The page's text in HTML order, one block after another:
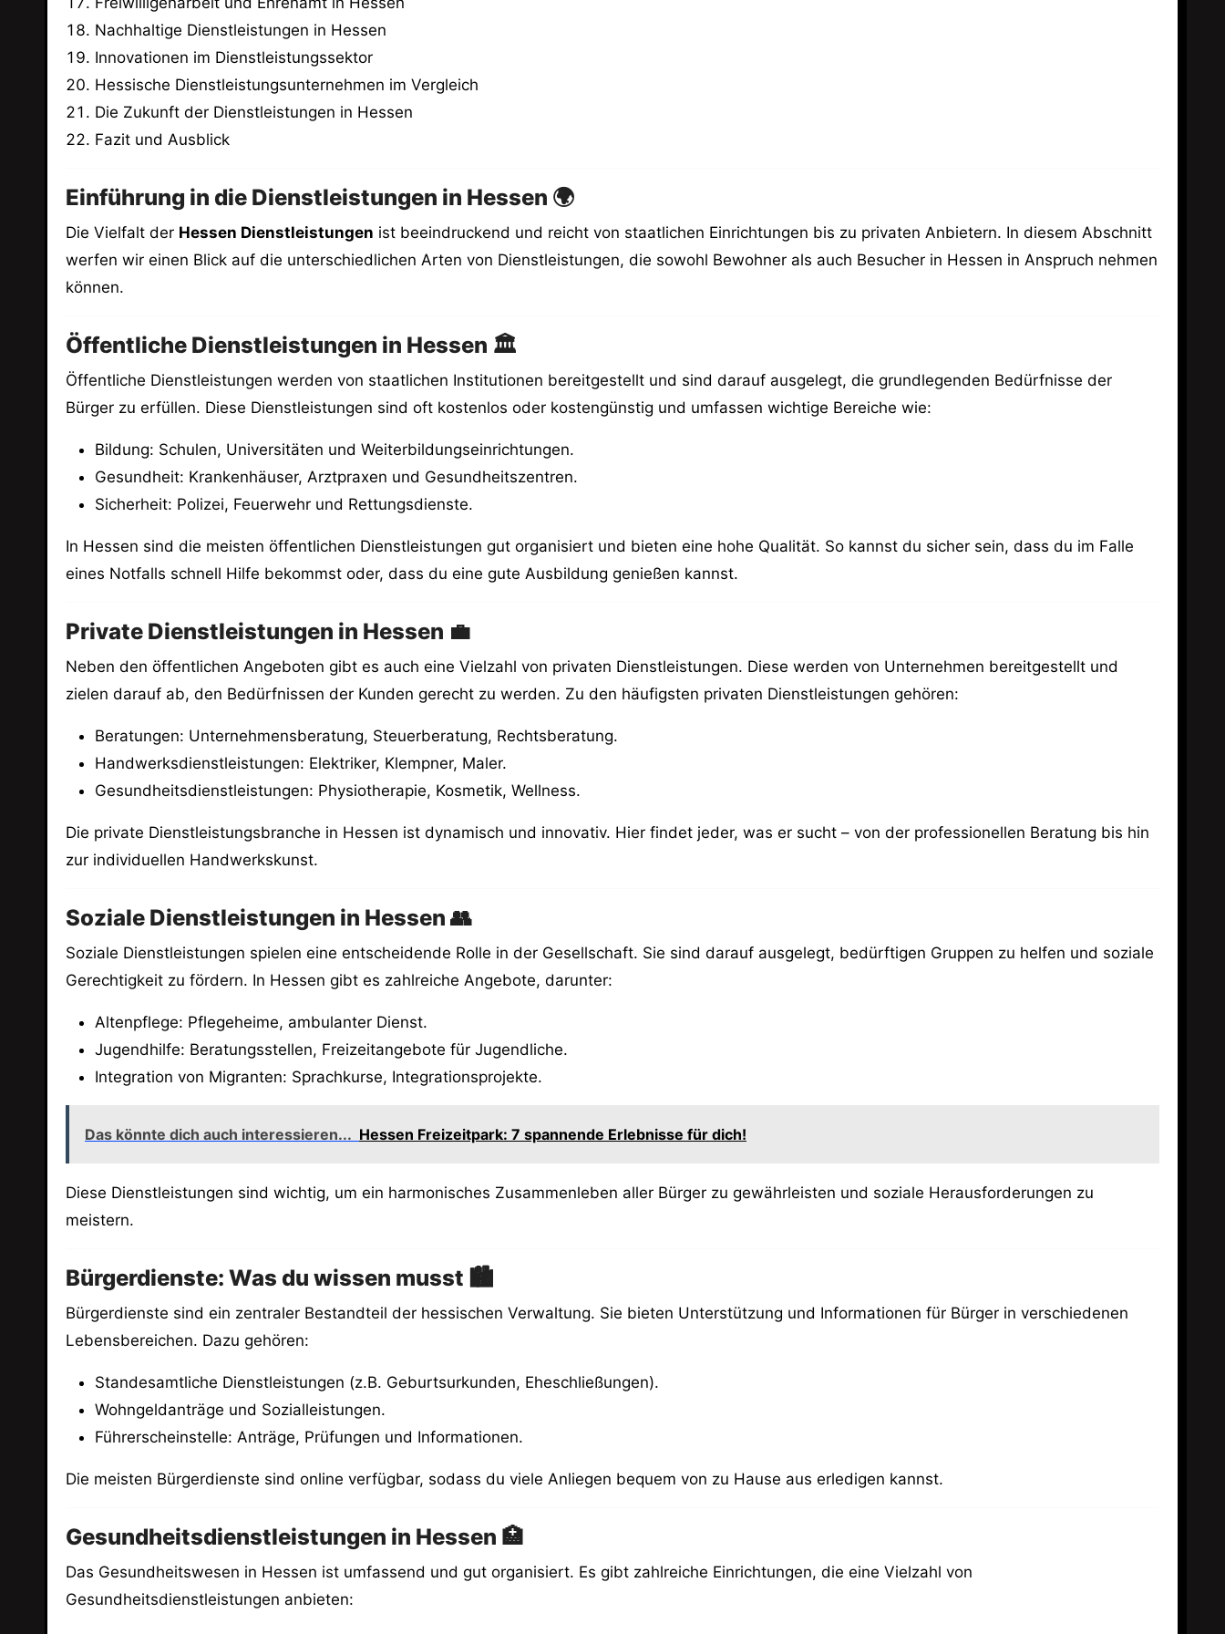
Nachhaltige Dienstleistungen in Hessen
Innovationen im Dienstleistungssektor
Hessische Dienstleistungsunternehmen im Vergleich
Die Zukunft der Dienstleistungen in Hessen
Fazit und Ausblick
Einführung in die Dienstleistungen in Hessen 🌍
Die Vielfalt der Hessen Dienstleistungen ist beeindruckend und reicht von staatlichen Einrichtungen bis zu privaten Anbietern. In diesem Abschnitt
werfen wir einen Blick auf die unterschiedlichen Arten von Dienstleistungen, die sowohl Bewohner als auch Besucher in Hessen in Anspruch nehmen
können.
Öffentliche Dienstleistungen in Hessen 🏛️
Öffentliche Dienstleistungen werden von staatlichen Institutionen bereitgestellt und sind darauf ausgelegt, die grundlegenden Bedürfnisse der
Bürger zu erfüllen. Diese Dienstleistungen sind oft kostenlos oder kostengünstig und umfassen wichtige Bereiche wie:
Bildung: Schulen, Universitäten und Weiterbildungseinrichtungen.
Gesundheit: Krankenhäuser, Arztpraxen und Gesundheitszentren.
Sicherheit: Polizei, Feuerwehr und Rettungsdienste.
In Hessen sind die meisten öffentlichen Dienstleistungen gut organisiert und bieten eine hohe Qualität. So kannst du sicher sein, dass du im Falle
eines Notfalls schnell Hilfe bekommst oder, dass du eine gute Ausbildung genießen kannst.
Private Dienstleistungen in Hessen 💼
Neben den öffentlichen Angeboten gibt es auch eine Vielzahl von privaten Dienstleistungen. Diese werden von Unternehmen bereitgestellt und
zielen darauf ab, den Bedürfnissen der Kunden gerecht zu werden. Zu den häufigsten privaten Dienstleistungen gehören:
Beratungen: Unternehmensberatung, Steuerberatung, Rechtsberatung.
Handwerksdienstleistungen: Elektriker, Klempner, Maler.
Gesundheitsdienstleistungen: Physiotherapie, Kosmetik, Wellness.
Die private Dienstleistungsbranche in Hessen ist dynamisch und innovativ. Hier findet jeder, was er sucht – von der professionellen Beratung bis hin
zur individuellen Handwerkskunst.
Soziale Dienstleistungen in Hessen 👥
Soziale Dienstleistungen spielen eine entscheidende Rolle in der Gesellschaft. Sie sind darauf ausgelegt, bedürftigen Gruppen zu helfen und soziale
Gerechtigkeit zu fördern. In Hessen gibt es zahlreiche Angebote, darunter:
Altenpflege: Pflegeheime, ambulanter Dienst.
Jugendhilfe: Beratungsstellen, Freizeitangebote für Jugendliche.
Integration von Migranten: Sprachkurse, Integrationsprojekte.
Das könnte dich auch interessieren... Hessen Freizeitpark: 7 spannende Erlebnisse für dich!
Diese Dienstleistungen sind wichtig, um ein harmonisches Zusammenleben aller Bürger zu gewährleisten und soziale Herausforderungen zu
meistern.
Bürgerdienste: Was du wissen musst 🏙️
Bürgerdienste sind ein zentraler Bestandteil der hessischen Verwaltung. Sie bieten Unterstützung und Informationen für Bürger in verschiedenen
Lebensbereichen. Dazu gehören:
Standesamtliche Dienstleistungen (z.B. Geburtsurkunden, Eheschließungen).
Wohngeldanträge und Sozialleistungen.
Führerscheinstelle: Anträge, Prüfungen und Informationen.
Die meisten Bürgerdienste sind online verfügbar, sodass du viele Anliegen bequem von zu Hause aus erledigen kannst.
Gesundheitsdienstleistungen in Hessen 🏥
Das Gesundheitswesen in Hessen ist umfassend und gut organisiert. Es gibt zahlreiche Einrichtungen, die eine Vielzahl von
Gesundheitsdienstleistungen anbieten: